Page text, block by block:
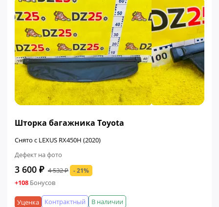
Шторка багажника Toyota
Снято с LEXUS RX450H (2020)
Дефект на фото
3 600 ₽ 4 532 ₽ - 21%
+108 Бонусов
В наличии
Контрактный
Уценка